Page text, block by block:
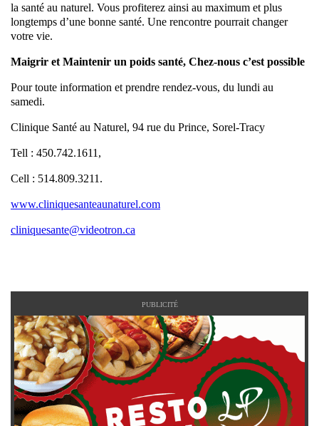
la santé au naturel. Vous profiterez ainsi au maximum et plus
longtemps d’une bonne santé. Une rencontre pourrait changer
votre vie.
Maigrir et Maintenir un poids santé, Chez-nous c’est possible
Pour toute information et prendre rendez-vous, du lundi au
samedi.
Clinique Santé au Naturel, 94 rue du Prince, Sorel-Tracy
Tell : 450.742.1611,
Cell : 514.809.3211.
www.cliniquesanteaunaturel.com
cliniquesante@videotron.ca
PUBLICITÉ